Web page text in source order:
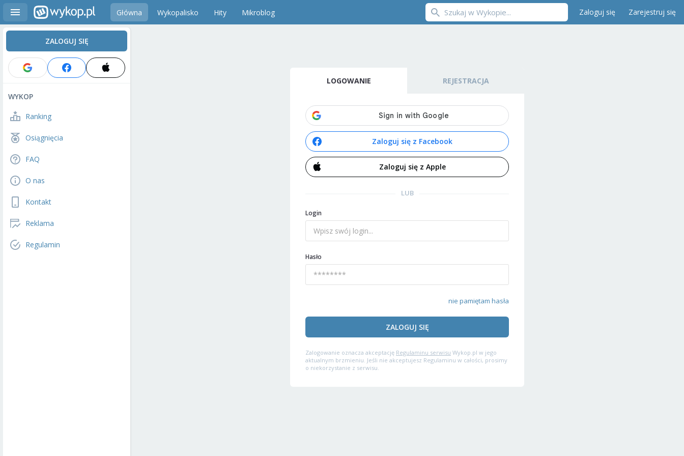
Główna Wykopalisko Hity Mikroblog Zaloguj się Zarejestruj się
ZALOGUJ SIĘ
WYKOP
Ranking
Osiągnięcia
FAQ
O nas
Kontakt
Reklama
Regulamin
LOGOWANIE REJESTRACJA
Zaloguj się z Facebook
Zaloguj się z Apple
LUB
Login
Hasło
nie pamiętam hasła
ZALOGUJ SIĘ
Zalogowanie oznacza akceptację Regulaminu serwisu Wykop.pl w jego
aktualnym brzmieniu. Jeśli nie akceptujesz Regulaminu w całości, prosimy
o niekorzystanie z serwisu.